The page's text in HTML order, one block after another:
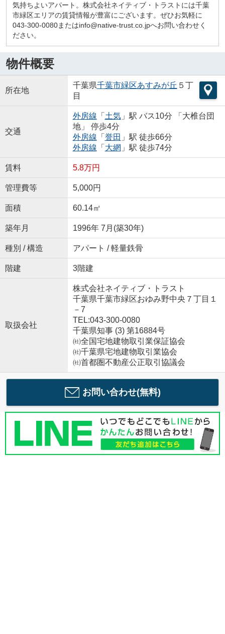
気持ちよいアパート。株式会社ネイティブ・トラストには千葉
市緑区エリアの賃貸情報が豊富にございます。ぜひお気軽に
043-300-0080またはinfo@native-trust.co.jpへお問い合わせく
ださい。
物件概要
所在地
千葉県千葉市緑区あすみが丘 ５丁
目
交通
外房線 「 土気」駅 バス10分 「大椎台団
地」 停歩4分
外房線 「 誉田 」駅 徒歩66分
外房線 「 大網 」駅 徒歩74分
賃料 5.8万円
管理費等 5,000円
面積 60.14㎡
築年月 1996年 7月(築30年)
種別 / 構造 アパート / 軽量鉄骨
階建 3階建
取扱会社
株式会社ネイティブ・トラスト
千葉県千葉市緑区おゆみ野中央７丁目１
－7
TEL:043-300-0080
千葉県知事 (3) 第16884号
㈳全国宅地建物取引業保証協会
㈳千葉県宅地建物取引業協会
㈳首都圏不動産公正取引協議会
お問い合わせ(無料)